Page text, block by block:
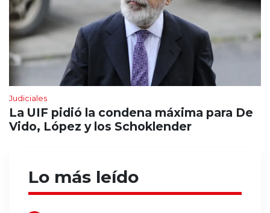
Judiciales
La UIF pidió la condena máxima para De
Vido, López y los Schoklender
Lo más leído